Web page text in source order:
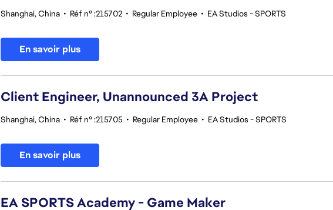
Shanghai, China • Réf n° :215702 • Regular Employee • EA Studios - SPORTS
En savoir plus
Client Engineer, Unannounced 3A Project
Shanghai, China • Réf n° :215705 • Regular Employee • EA Studios - SPORTS
En savoir plus
EA SPORTS Academy - Game Maker